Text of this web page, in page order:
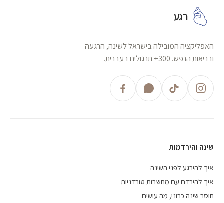
רגע
האפליקציה המובילה בישראל לשינה, הרגעה
ובריאות הנפש. 300+ תרגולים בעברית.
שינה והירדמות
איך להירגע לפני השינה
איך להירדם עם מחשבות טורדניות
חוסר שינה כרוני, מה עושים